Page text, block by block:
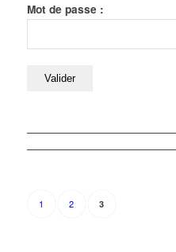
Mot de passe :
1 2 3